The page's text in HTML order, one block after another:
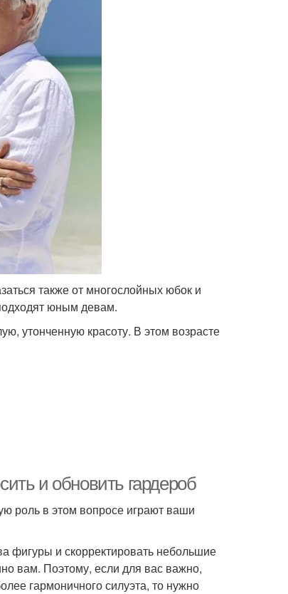
также от многослойных юбок и
юным девам.
утонченную красоту. В этом возрасте
и обновить гардероб
роль в этом вопросе играют ваши
фигуры и скорректировать небольшие
вам. Поэтому, если для вас важно,
гармоничного силуэта, то нужно